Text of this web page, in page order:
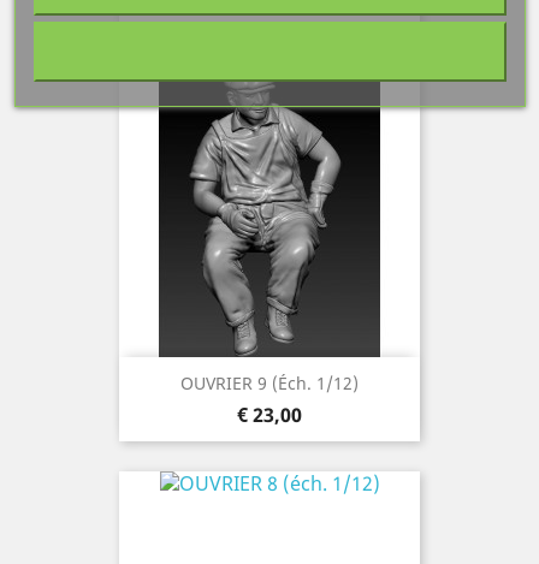
OUVRIER 9 (éch. 1/12)
Prijs
€ 23,00